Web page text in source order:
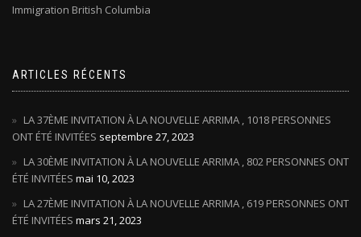
Immigration British Columbia
ARTICLES RÉCENTS
LA 37ÈME INVITATION À LA NOUVELLE ARRIMA , 1018 PERSONNES
ONT ÉTÉ INVITÉES septembre 27, 2023
LA 30ÈME INVITATION À LA NOUVELLE ARRIMA , 802 PERSONNES ONT
ÉTÉ INVITÉES mai 10, 2023
LA 27ÈME INVITATION À LA NOUVELLE ARRIMA , 619 PERSONNES ONT
ÉTÉ INVITÉES mars 21, 2023